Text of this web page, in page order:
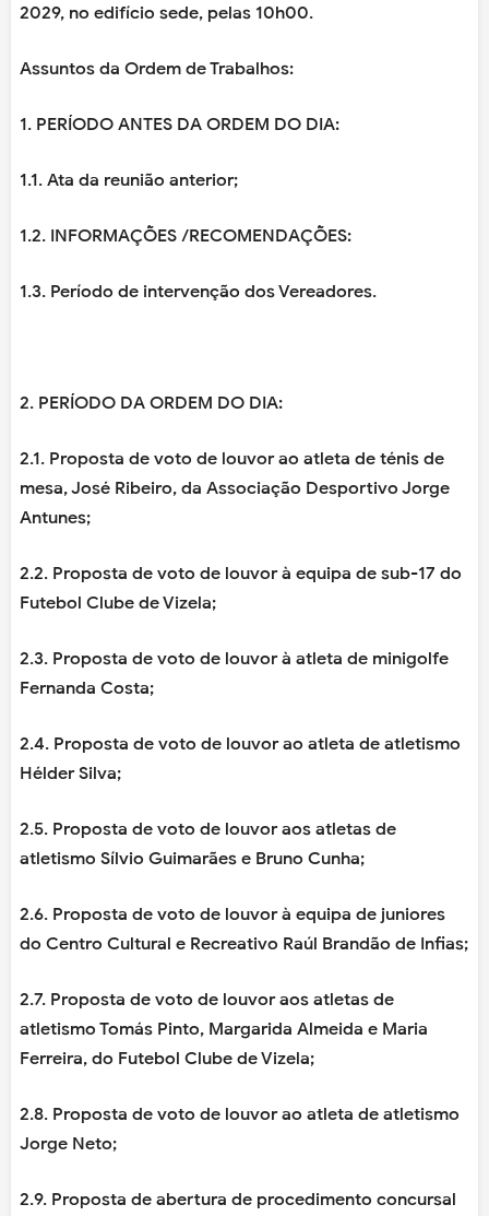
2029, no edifício sede, pelas 10h00.
Assuntos da Ordem de Trabalhos:
1. PERÍODO ANTES DA ORDEM DO DIA:
1.1. Ata da reunião anterior;
1.2. INFORMAÇÕES /RECOMENDAÇÕES:
1.3. Período de intervenção dos Vereadores.
2. PERÍODO DA ORDEM DO DIA:
2.1. Proposta de voto de louvor ao atleta de ténis de
mesa, José Ribeiro, da Associação Desportivo Jorge
Antunes;
2.2. Proposta de voto de louvor à equipa de sub-17 do
Futebol Clube de Vizela;
2.3. Proposta de voto de louvor à atleta de minigolfe
Fernanda Costa;
2.4. Proposta de voto de louvor ao atleta de atletismo
Hélder Silva;
2.5. Proposta de voto de louvor aos atletas de
atletismo Sílvio Guimarães e Bruno Cunha;
2.6. Proposta de voto de louvor à equipa de juniores
do Centro Cultural e Recreativo Raúl Brandão de Infias;
2.7. Proposta de voto de louvor aos atletas de
atletismo Tomás Pinto, Margarida Almeida e Maria
Ferreira, do Futebol Clube de Vizela;
2.8. Proposta de voto de louvor ao atleta de atletismo
Jorge Neto;
2.9. Proposta de abertura de procedimento concursal